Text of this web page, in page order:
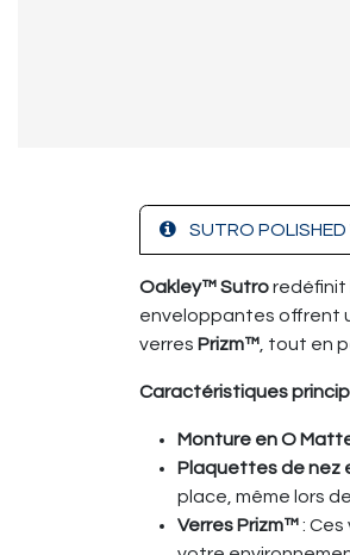
SUTRO POLISHED
Oakley™ Sutroredéfinit
enveloppantes offrent
verres Prizm™, tout en
Caractéristiques
Monture en O
Plaquettes de nez
place, même lors
Verres Prizm™: